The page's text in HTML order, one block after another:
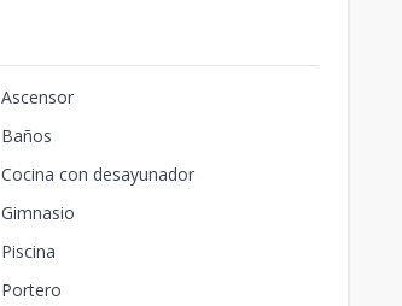
Ascensor
Baños
Cocina con desayunador
Gimnasio
Piscina
Portero